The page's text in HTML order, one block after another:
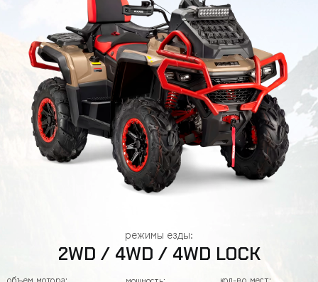
режимы езды:
2WD / 4WD / 4WD LOCK
мощность: